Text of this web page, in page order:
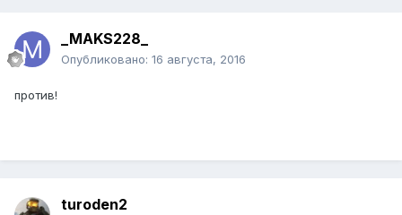
_MAKS228_
Опубликовано: 16 августа, 2016
против!
turoden2